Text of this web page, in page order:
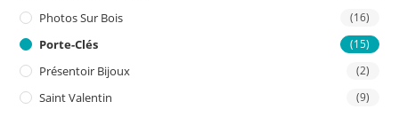
Photos Sur Bois (16)
Porte-Clés (15)
Présentoir Bijoux (2)
Saint Valentin (9)